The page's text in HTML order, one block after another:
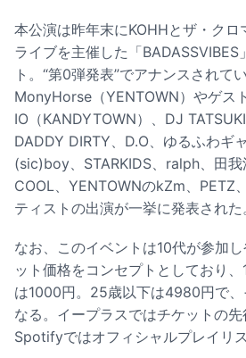
本公演は昨年末にKOHHとザ・クロ
ライブを主催した「
ト。“第0弾発表”でアナンスされて
MonyHorse（YENTOWN）やゲス
IO（KANDYTOWN）、DJ
DADDY DIRTY、D.O、ゆるふわギ
(sic)boy、STARKIDS、ralph、田
COOL、YENTOWNのkZm、PETZ
ティストの出演が一挙に発表された
なお、このイベントは10代が参加
ット価格をコンセプトとしており
は1000円。25歳以下は4980円で
なる。イープラスではチケットの先
Spotifyではオフィシャルプレイリ